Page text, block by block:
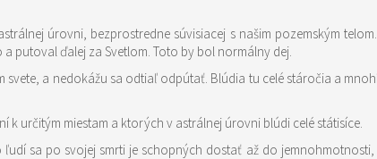
úrovni, bezprostredne súvisiacej s našim pozemským
putoval ďalej za Svetlom. Toto by bol normálny dej.
a nedokážu sa odtiaľ odpútať. Blúdia tu celé stáročia a
určitým miestam a ktorých v astrálnej úrovni blúdi celé státisíce.
sa po svojej smrti je schopných dostať až do